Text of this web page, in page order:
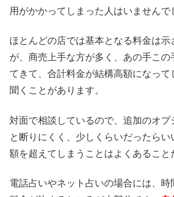
用がかかってしまった人はいませんで
ほとんどの店では基本となる料金は示
が、商売上手な方が多く、あの手この
てきて、合計料金が結構高額になって
聞くことがあります。
対面で相談しているので、追加のオプ
と断りにくく、少しくらいだったら
額を超えてしまうことはよくあること
電話占いやネット占いの場合には、時